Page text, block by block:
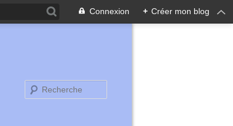
Connexion + Créer mon blog